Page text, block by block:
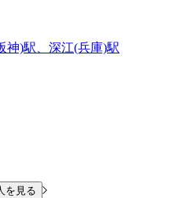
神)駅、深江(兵庫)駅
を見る